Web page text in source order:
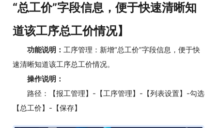
“总工价”字段信息，便于快速清晰知
道该工序总工价情况】
功能说明： 工序管理：新增“总工价”字段信息，便于快
速清晰知道该工序总工价情况。
操作说明：
路径：【报工管理】-【工序管理】-【列表设置】-勾选
【总工价】-【保存】